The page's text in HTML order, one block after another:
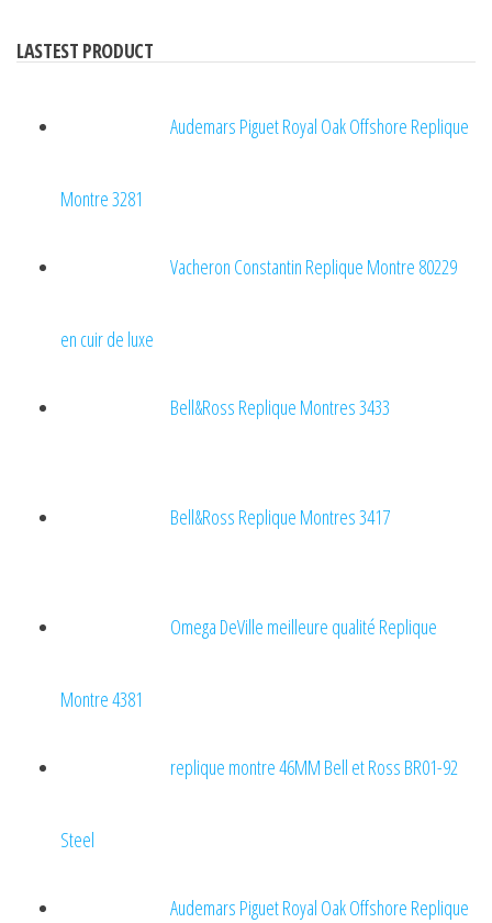
LASTEST PRODUCT
Audemars Piguet Royal Oak Offshore Replique
Montre 3281
Vacheron Constantin Replique Montre 80229
en cuir de luxe
Bell&Ross Replique Montres 3433
Bell&Ross Replique Montres 3417
Omega DeVille meilleure qualité Replique
Montre 4381
replique montre 46MM Bell et Ross BR01-92
Steel
Audemars Piguet Royal Oak Offshore Replique